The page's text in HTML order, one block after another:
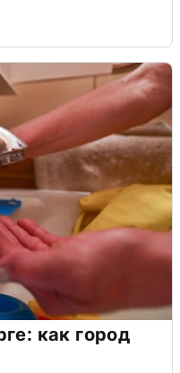
как город